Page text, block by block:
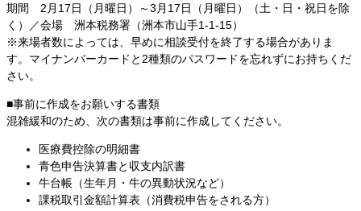
期間 2月17日（月曜日）～3月17日（月曜日）（土・日・祝日を除
く）／会場 洲本税務署（洲本市山手1-1-15）
※来場者数によっては、早めに相談受付を終了する場合がありま
す。マイナンバーカードと2種類のパスワードを忘れずにお持ちくだ
さい。
■事前に作成をお願いする書類
混雑緩和のため、次の書類は事前に作成してください。
医療費控除の明細書
青色申告決算書と収支内訳書
牛台帳（生年月・牛の異動状況など）
課税取引金額計算表（消費税申告をされる方）